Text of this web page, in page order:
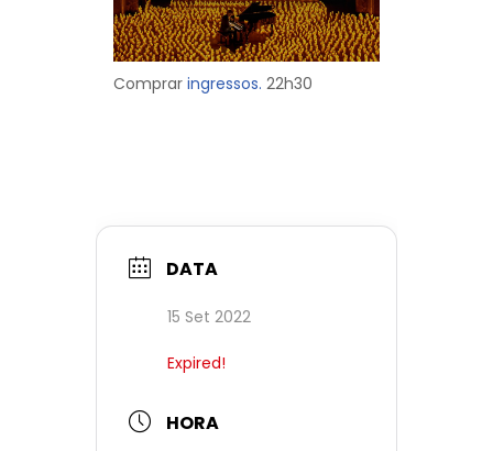
Comprar ingressos. 22h30
DATA
15 Set 2022
Expired!
HORA